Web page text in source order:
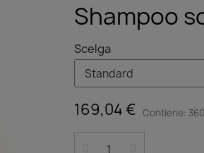
Shampoo
Scelga
169,04 € Contiene: